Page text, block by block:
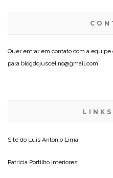
Quer entrar em contato com a
para blogdojuscelino@gmail.com
Site do Luis Antonio Lima
Patricia Portilho Interiores